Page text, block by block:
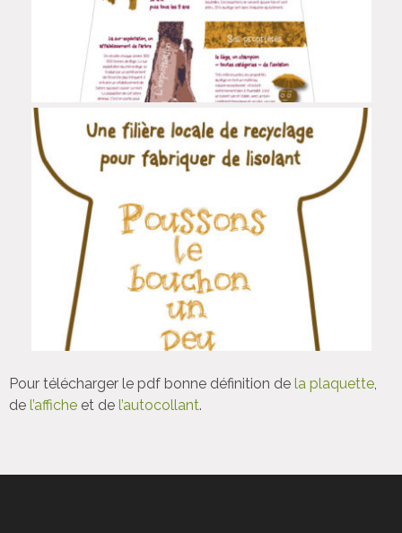
Pour télécharger le pdf bonne définition de la plaquette
de l’affiche et de l’autocollant.